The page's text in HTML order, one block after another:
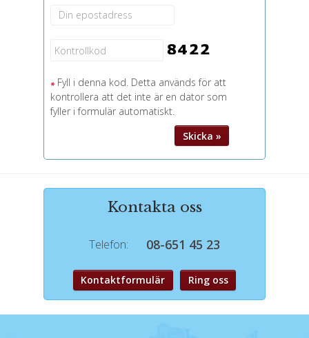
Fyll i denna kod. Detta används för att
kontrollera att det inte är en dator som
fyller i formulär automatiskt.
Kontakta oss
Telefon: 08-651 45 23
Kontaktformulär Ring oss